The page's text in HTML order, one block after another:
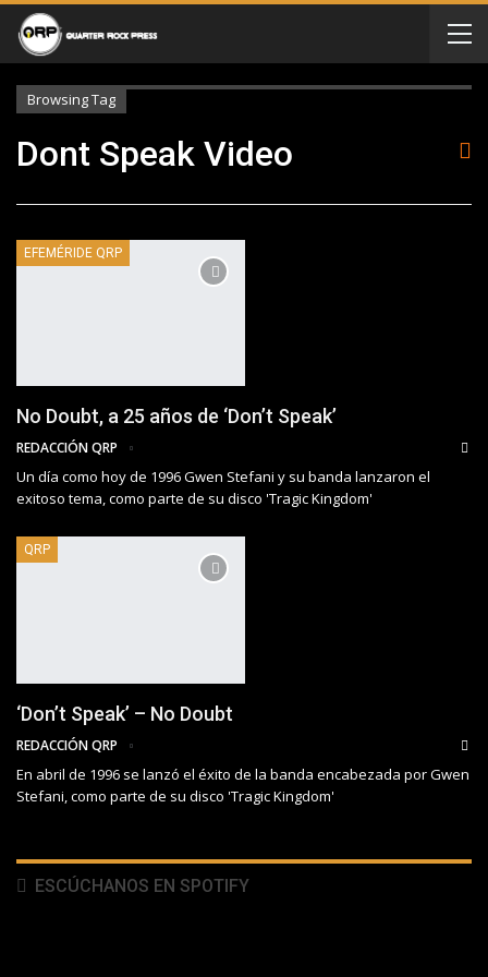
Browsing Tag
Dont Speak Video
EFEMÉRIDE QRP
No Doubt, a 25 años de ‘Don’t Speak’
REDACCIÓN QRP
Un día como hoy de 1996 Gwen Stefani y su banda lanzaron el
exitoso tema, como parte de su disco 'Tragic Kingdom'
QRP
‘Don’t Speak’ – No Doubt
REDACCIÓN QRP
En abril de 1996 se lanzó el éxito de la banda encabezada por Gwen
Stefani, como parte de su disco 'Tragic Kingdom'
ESCÚCHANOS EN SPOTIFY